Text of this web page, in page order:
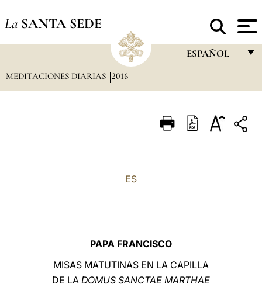
La SANTA SEDE
ESPAÑOL
ITALIANO
中文
LATINE
MEDITACIONES DIARIAS 2016
ES
PAPA FRANCISCO
MISAS MATUTINAS EN LA CAPILLA
DE LA DOMUS SANCTAE MARTHAE